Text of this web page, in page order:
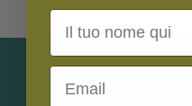
Link Utili
Nome
Email